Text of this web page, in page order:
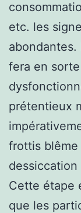
etc. les
fera en sorte
prétentieux
frottis blême
Cette étape
que les